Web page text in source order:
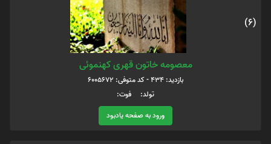
(6)
معصومه خاتون قهری کهنموئی
بازدید: 434 - کد متوفی: 6005672
تولد: فوت:
ورود به صفحه یادبود